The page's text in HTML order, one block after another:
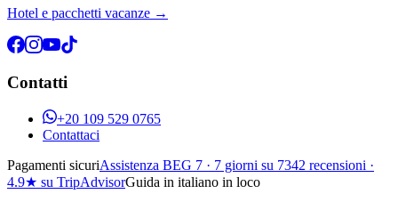
Hotel e pacchetti vacanze →
Contatti
+20 109 529 0765
Contattaci
Pagamenti sicuriAssistenza BEG 7 · 7 giorni su 7342 recensioni ·
4.9★ su TripAdvisorGuida in italiano in loco